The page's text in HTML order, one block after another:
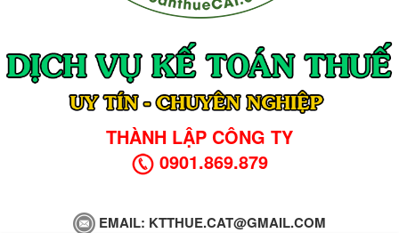
THÀNH LẬP CÔNG TY
0901.869.879
EMAIL: KTTHUE.CAT@GMAIL.COM